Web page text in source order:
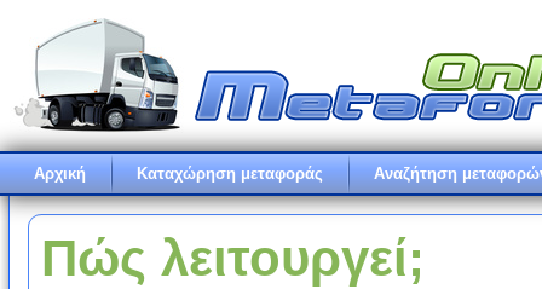
Αρχική Καταχώρηση μεταφοράς Αναζήτηση
Πώς λειτουργεί;